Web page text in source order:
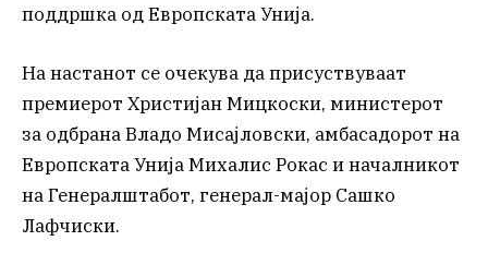
поддршка од Европската Унија.
На настанот се очекува да присуствуваат
премиерот Христијан Мицкоски, министерот
за одбрана Владо Мисајловски, амбасадорот на
Европската Унија Михалис Рокас и началникот
на Генералштабот, генерал-мајор Сашко
Лафчиски.